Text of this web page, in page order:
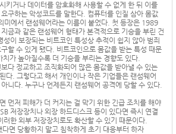
키거나 데이터를 암호화해 사용할 수 없게 한 뒤 이를
구하는 악성코드를 말한다. 컴퓨터를 인질 삼아 몸값
미에서 랜섬웨어라는 이름이 붙었다. 첫 등장은 1989
금과 같은 랜섬웨어 형태가 본격적으로 기승을 부린 건
성이 보장되는 비트코인 특성상 추적이 쉽지 않아 범죄
할 수 있게 됐다. 비트코인으로 몸값을 받는 특성 때문
가 높아질수록 더 기승을 부리는 경향도 있다.
다 정교하고 조직화되어 많은 몸값을 받아낼 수 있는
다. 그렇다고 해서 개인이나 작은 기업들은 랜섬웨어
니다. 누구나 언제든지 랜섬웨어 공격에 당할 수 있다.
먼저 피해가 더 커지는 걸 막기 위한 긴급 조치를 해야
저장장치나 외장 하드디스크 등이 있다면 즉시 연결
한 외부 저장장치로도 확산할 수 있기 때문이다.